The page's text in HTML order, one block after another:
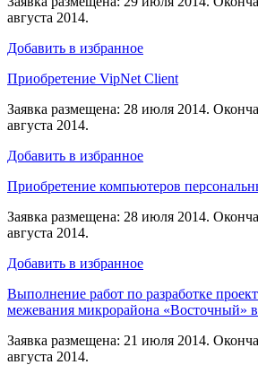
августа 2014.
Добавить в избранное
Приобретение VipNet Client
Заявка размещена: 28 июля 2014.
августа 2014.
Добавить в избранное
Приобретение компьютеров
Заявка размещена: 28 июля 2014.
августа 2014.
Добавить в избранное
Выполнение работ по разработке
межевания микрорайона «Восточный»
Заявка размещена: 21 июля 2014.
августа 2014.